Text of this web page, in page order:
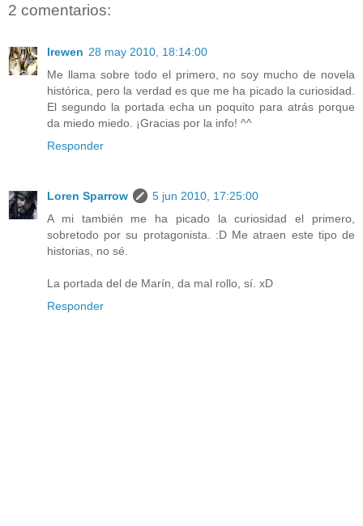
2 comentarios:
Irewen 28 may 2010, 18:14:00
Me llama sobre todo el primero, no soy mucho de novela
histórica, pero la verdad es que me ha picado la curiosidad.
El segundo la portada echa un poquito para atrás porque
da miedo miedo. ¡Gracias por la info! ^^
Responder
Loren Sparrow
5 jun 2010, 17:25:00
A mi también me ha picado la curiosidad el primero,
sobretodo por su protagonista. :D Me atraen este tipo de
historias, no sé.
La portada del de Marín, da mal rollo, sí. xD
Responder